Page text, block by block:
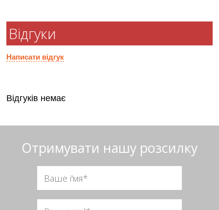
Відгуки
Написати відгук
Відгуків немає
Отримувати нашу розсилку